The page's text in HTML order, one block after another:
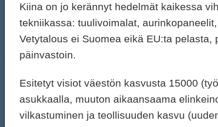
Kiina on jo kerännyt hedelmät kaikessa
tekniikassa: tuulivoimalat,
Vetytalous ei Suomea eikä EU:ta pelasta,
päinvastoin.
Esitetyt visiot väestön kasvusta 15000
asukkaalla, muuton aikaansaama
vilkastuminen ja teollisuuden kasvu